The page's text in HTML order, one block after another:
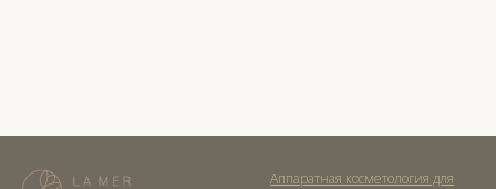
Аппаратная косметология для